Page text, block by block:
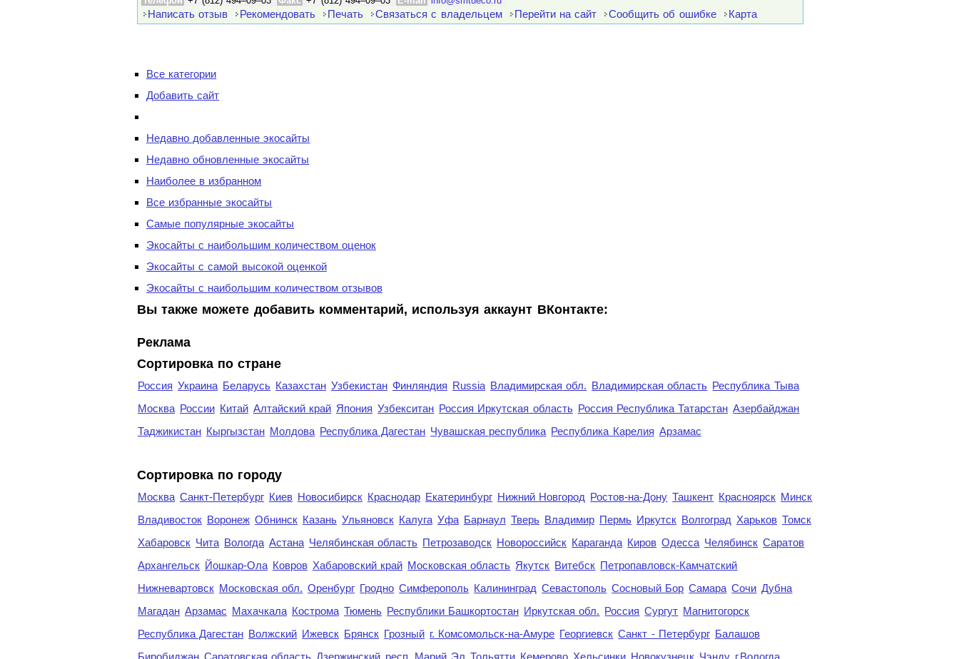
Написать отзыв Рекомендовать Печать Связаться с владельцем Перейти на сайт Сообщить об ошибке Карта
Все категории
Добавить сайт
Недавно добавленные экосайты
Недавно обновленные экосайты
Наиболее в избранном
Все избранные экосайты
Самые популярные экосайты
Экосайты с наибольшим количеством оценок
Экосайты с самой высокой оценкой
Экосайты с наибольшим количеством отзывов
Вы также можете добавить комментарий, используя аккаунт ВКонтакте:
Реклама
Сортировка по стране
Россия Украина Беларусь Казахстан Узбекистан Финляндия Russia Владимирская обл. Владимирская область Республика Тыва
Москва России Китай Алтайский край Япония Узбекситан Россия Иркутская область Россия Республика Татарстан Азербайджан
Таджикистан Кыргызстан Молдова Республика Дагестан Чувашская республика Республика Карелия Арзамас
Cортировка по городу
Москва Санкт-Петербург Киев Новосибирск Краснодар Екатеринбург Нижний Новгород Ростов-на-Дону Ташкент Красноярск Минск
Владивосток Воронеж Обнинск Казань Ульяновск Калуга Уфа Барнаул Тверь Владимир Пермь Иркутск Волгоград Харьков Томск
Хабаровск Чита Вологда Астана Челябинская область Петрозаводск Новороссийск Караганда Киров Одесса Челябинск Саратов
Архангельск Йошкар-Ола Ковров Хабаровский край Московская область Якутск Витебск Петропавловск-Камчатский
Нижневартовск Московская обл. Оренбург Гродно Симферополь Калининград Севастополь Сосновый Бор Самара Сочи Дубна
Магадан Арзамас Махачкала Кострома Тюмень Республики Башкортостан Иркутская обл. Россия Сургут Магнитогорск
Республика Дагестан Волжский Ижевск Брянск Грозный г. Комсомольск-на-Амуре Георгиевск Санкт - Петербург Балашов
Биробиджан Саратовская область Дзержинский респ. Марий Эл Тольятти Кемерово Хельсинки Новокузнецк Чэнду г.Вологда